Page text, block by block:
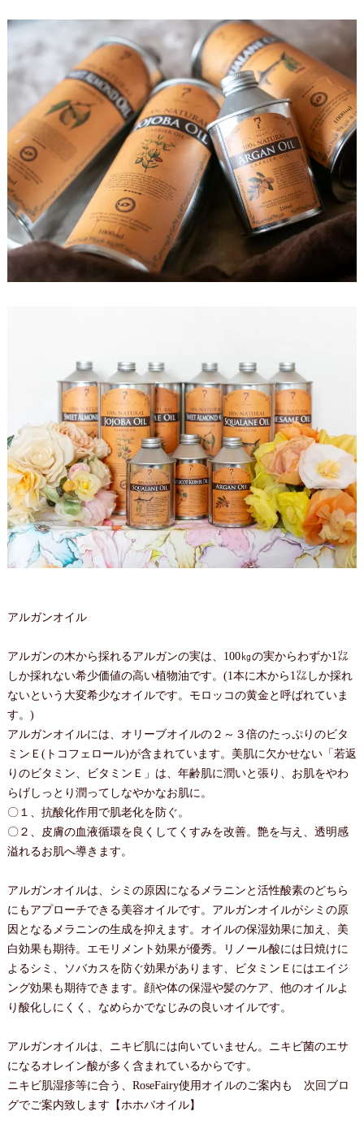
アルガンオイル
アルガンの木から採れるアルガンの実は、100㎏の実からわずか1㍑
しか採れない希少価値の高い植物油です。(1本に木から1㍑しか採れ
ないという大変希少なオイルです。モロッコの黄金と呼ばれていま
す。)
アルガンオイルには、オリーブオイルの２～３倍のたっぷりのビタ
ミンＥ(トコフェロール)が含まれています。美肌に欠かせない「若返
りのビタミン、ビタミンＥ」は、年齢肌に潤いと張り、お肌をやわ
らげしっとり潤ってしなやかなお肌に。
〇１、抗酸化作用で肌老化を防ぐ。
〇２、皮膚の血液循環を良くしてくすみを改善。艶を与え、透明感
溢れるお肌へ導きます。
アルガンオイルは、シミの原因になるメラニンと活性酸素のどちら
にもアプローチできる美容オイルです。アルガンオイルがシミの原
因となるメラニンの生成を抑えます。オイルの保湿効果に加え、美
白効果も期待。エモリメント効果が優秀。リノール酸には日焼けに
よるシミ、ソバカスを防ぐ効果があります、ビタミンＥにはエイジ
ング効果も期待できます。顔や体の保湿や髪のケア、他のオイルよ
り酸化しにくく、なめらかでなじみの良いオイルです。
アルガンオイルは、ニキビ肌には向いていません。ニキビ菌のエサ
になるオレイン酸が多く含まれているからです。
ニキビ肌湿疹等に合う、RoseFairy使用オイルのご案内も 次回ブロ
グでご案内致します【ホホバオイル】